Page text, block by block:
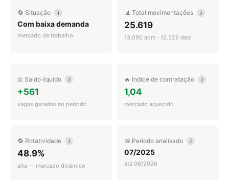
🔄 Situação i
Com baixa demanda
mercado de trabalho
📊 Total movimentações i
25.619
13.090 adm · 12.529 desl
⚖️ Saldo líquido i
+561
vagas geradas no período
🔥 Índice de contratação i
1,04
mercado aquecido
🔁 Rotatividade i
48.9%
alta — mercado dinâmico
📅 Período analisado i
07/2025
até 06/2026